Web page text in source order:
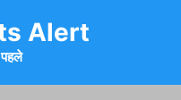
Alert